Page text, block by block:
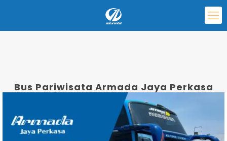
Bus Pariwisata Armada Jaya Perkasa